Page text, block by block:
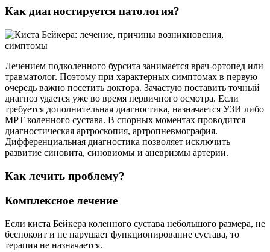
Как диагностируется патология?
Лечением подколенного бурсита занимается врач-ортопед или
травматолог. Поэтому при характерных симптомах в первую
очередь важно посетить доктора. Зачастую поставить точный
диагноз удается уже во время первичного осмотра. Если
требуется дополнительная диагностика, назначается УЗИ либо
МРТ коленного сустава. В спорных моментах проводится
диагностическая артроскопия, артропневмография.
Дифференциальная диагностика позволяет исключить
развитие синовита, синовиомы и аневризмы артерии.
Как лечить проблему?
Комплексное лечение
Если киста Бейкера коленного сустава небольшого размера, не
беспокоит и не нарушает функционирование сустава, то
терапия не назначается.